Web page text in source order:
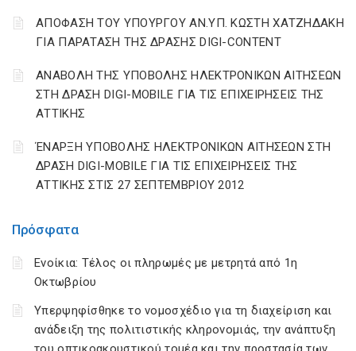
Πρόσφατα
Ενοίκια: Τέλος οι πληρωμές με μετρητά από 1η
Οκτωβρίου
Υπερψηφίσθηκε το νομοσχέδιο για τη διαχείριση και
ανάδειξη της πολιτιστικής κληρονομιάς, την ανάπτυξη
ΑΠΟΦΑΣΗ ΤΟΥ ΥΠΟΥΡΓΟΥ ΑΝ.ΥΠ. ΚΩΣΤΗ ΧΑΤΖΗΔΑΚΗ
ΓΙΑ ΠΑΡΑΤΑΣΗ ΤΗΣ ΔΡΑΣΗΣ DIGI-CONTENT
ΑΝΑΒΟΛΗ ΤΗΣ ΥΠΟΒΟΛΗΣ ΗΛΕΚΤΡΟΝΙΚΩΝ ΑΙΤΗΣΕΩΝ
ΣΤΗ ΔΡΑΣΗ DIGI-MOBILE ΓΙΑ ΤΙΣ ΕΠΙΧΕΙΡΗΣΕΙΣ ΤΗΣ
ΑΤΤΙΚΗΣ
ΈΝΑΡΞΗ ΥΠΟΒΟΛΗΣ ΗΛΕΚΤΡΟΝΙΚΩΝ ΑΙΤΗΣΕΩΝ ΣΤΗ
ΔΡΑΣΗ DIGI-MOBILE ΓΙΑ ΤΙΣ ΕΠΙΧΕΙΡΗΣΕΙΣ ΤΗΣ
ΑΤΤΙΚΗΣ ΣΤΙΣ 27 ΣΕΠΤΕΜΒΡΙΟΥ 2012